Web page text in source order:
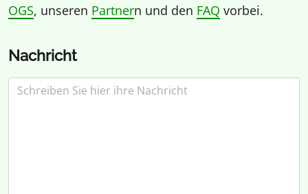
OGS, unseren Partnern und den FAQ vorbei.
Nachricht